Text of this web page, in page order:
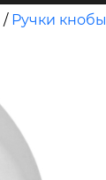
/ Ручки кнобы